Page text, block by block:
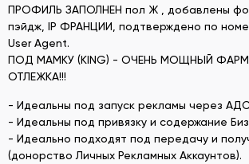
ПРОФИЛЬ ЗАПОЛНЕН пол Ж , добавлены
пэйдж, IP ФРАНЦИИ, подтверждено по
User Agent.
ПОД МАМКУ (KING) - ОЧЕНЬ МОЩНЫЙ ФАРМ
ОТЛЕЖКА!!!
- Идеальны под запуск рекламы через
- Идеальны под привязку и содержание
- Идеально подходят под передачу и
(донорство Личных Рекламных Аккаунтов).